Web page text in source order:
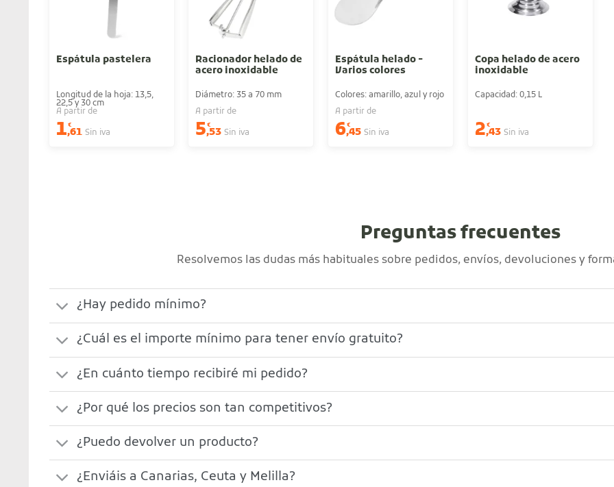
Espátula pastelera
Longitud de la hoja: 13,5,
22,5 y 30 cm
A partir de
1€
,61 Sin iva
Racionador helado de
acero inoxidable
Diámetro: 35 a 70 mm
A partir de
5€
,53 Sin iva
Espátula helado -
Varios colores
Colores: amarillo, azul y rojo
A partir de
6€
,45 Sin iva
Copa helado de acero
inoxidable
Capacidad: 0,15 L
2€
,43 Sin iva
Preguntas frecuentes
Resolvemos las dudas más habituales sobre pedidos, envíos, devoluciones y
¿Hay pedido mínimo?
¿Cuál es el importe mínimo para tener envío gratuito?
¿En cuánto tiempo recibiré mi pedido?
¿Por qué los precios son tan competitivos?
¿Puedo devolver un producto?
¿Enviáis a Canarias, Ceuta y Melilla?